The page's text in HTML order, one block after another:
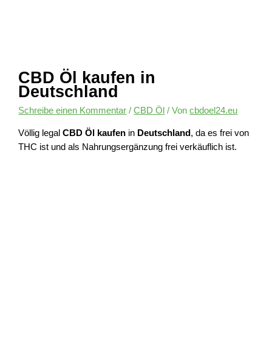
CBD Öl kaufen in
Deutschland
Schreibe einen Kommentar /CBD Öl / Voncbdoel24.eu
Völlig legalCBD Öl kaufen in Deutschland , da es frei von
THC ist und als Nahrungsergänzung frei verkäuflich ist.